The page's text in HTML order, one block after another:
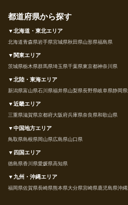
都道府県から探す
▼北海道・東北エリア
北海道青森県岩手県宮城県秋田県山形県福島県
▼関東エリア
茨城県栃木県群馬県埼玉県千葉県東京都神奈川県
▼北陸・東海エリア
新潟県富山県石川県福井県山梨県長野県岐阜県静岡県
▼近畿エリア
三重県滋賀県京都府大阪府兵庫県奈良県和歌山県
▼中国地方エリア
鳥取県島根県岡山県広島県山口県
▼四国エリア
徳島県香川県愛媛県高知県
▼九州・沖縄エリア
福岡県佐賀県長崎県熊本県大分県宮崎県鹿児島県沖